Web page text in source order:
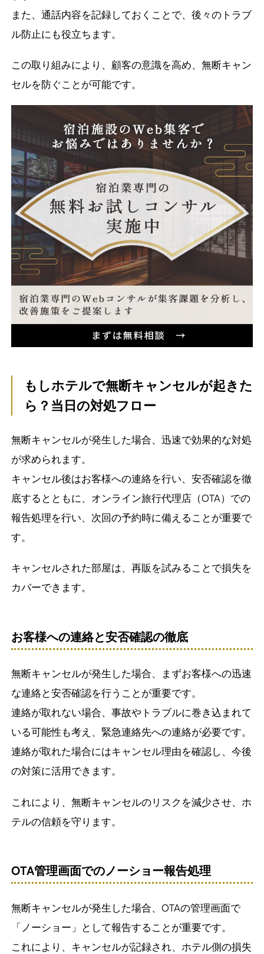
また、通話内容を記録しておくことで、後々のトラブ
ル防止にも役立ちます。
この取り組みにより、顧客の意識を高め、無断キャン
セルを防ぐことが可能です。
もしホテルで無断キャンセルが起きた
ら？当日の対処フロー
無断キャンセルが発生した場合、迅速で効果的な対処
が求められます。
キャンセル後はお客様への連絡を行い、安否確認を徹
底するとともに、オンライン旅行代理店（OTA）での
報告処理を行い、次回の予約時に備えることが重要で
す。
キャンセルされた部屋は、再販を試みることで損失を
カバーできます。
お客様への連絡と安否確認の徹底
無断キャンセルが発生した場合、まずお客様への迅速
な連絡と安否確認を行うことが重要です。
連絡が取れない場合、事故やトラブルに巻き込まれて
いる可能性も考え、緊急連絡先への連絡が必要です。
連絡が取れた場合にはキャンセル理由を確認し、今後
の対策に活用できます。
これにより、無断キャンセルのリスクを減少させ、ホ
テルの信頼を守ります。
OTA管理画面でのノーショー報告処理
無断キャンセルが発生した場合、OTAの管理画面で
「ノーショー」として報告することが重要です。
これにより、キャンセルが記録され、ホテル側の損失